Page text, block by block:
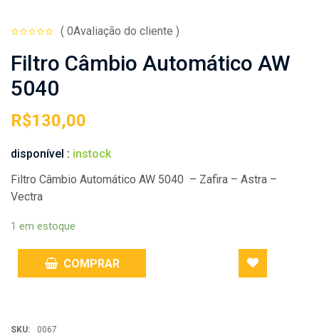
( 0Avaliação do cliente )
Filtro Câmbio Automático AW
5040
R$130,00
disponível : instock
Filtro Câmbio Automático AW 5040 – Zafira – Astra –
Vectra
1 em estoque
COMPRAR
SKU: 0067